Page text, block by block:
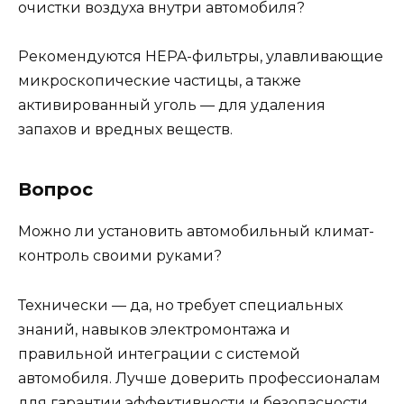
очистки воздуха внутри автомобиля?
Рекомендуются HEPA-фильтры, улавливающие
микроскопические частицы, а также
активированный уголь — для удаления
запахов и вредных веществ.
Вопрос
Можно ли установить автомобильный климат-
контроль своими руками?
Технически — да, но требует специальных
знаний, навыков электромонтажа и
правильной интеграции с системой
автомобиля. Лучше доверить профессионалам